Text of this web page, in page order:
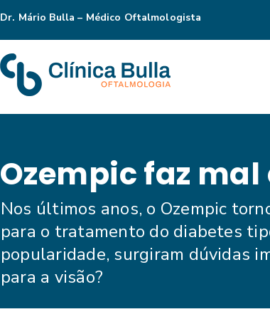
Dr. Mário Bulla – Médico Oftalmologista
Ozempic faz
Nos últimos anos, o Ozempic
para o tratamento do diabetes
popularidade, surgiram dúvidas
para a visão?